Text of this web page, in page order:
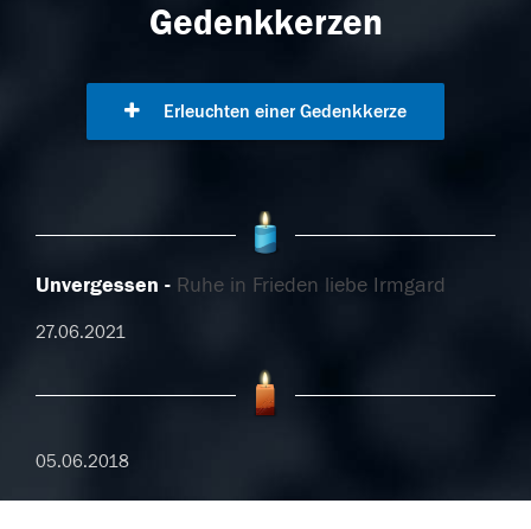
Gedenkkerzen
Erleuchten einer Gedenkkerze
Unvergessen Ruhe in Frieden liebe Irmgard
27.06.2021
05.06.2018